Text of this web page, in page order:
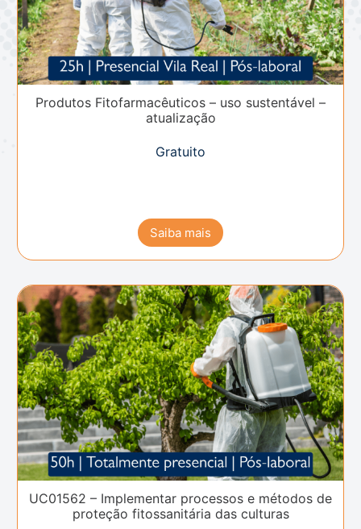
Produtos Fitofarmacêuticos – uso sustentável –
atualização
Gratuito
Saiba mais
UC01562 – Implementar processos e métodos de
proteção fitossanitária das culturas